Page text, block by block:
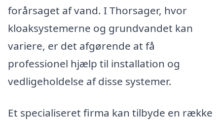
forårsaget af vand. I Thorsager, hvor
kloaksystemerne og grundvandet kan
variere, er det afgørende at få
professionel hjælp til installation og
vedligeholdelse af disse systemer.
Et specialiseret firma kan tilbyde en række